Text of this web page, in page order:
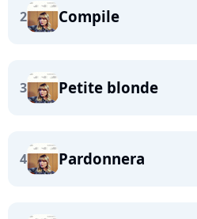
2 Compile
3 Petite blonde
4 Pardonnera